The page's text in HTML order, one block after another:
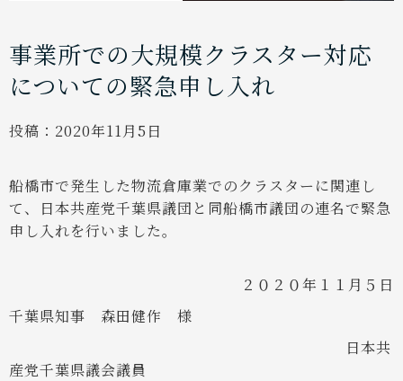
事業所での大規模クラスター対応
についての緊急申し入れ
投稿： 2020年11月5日
船橋市で発生した物流倉庫業でのクラスターに関連し
て、日本共産党千葉県議団と同船橋市議団の連名で緊急
申し入れを行いました。
２０２０年１１月５日
千葉県知事 森田健作 様
日本共
産党千葉県議会議員